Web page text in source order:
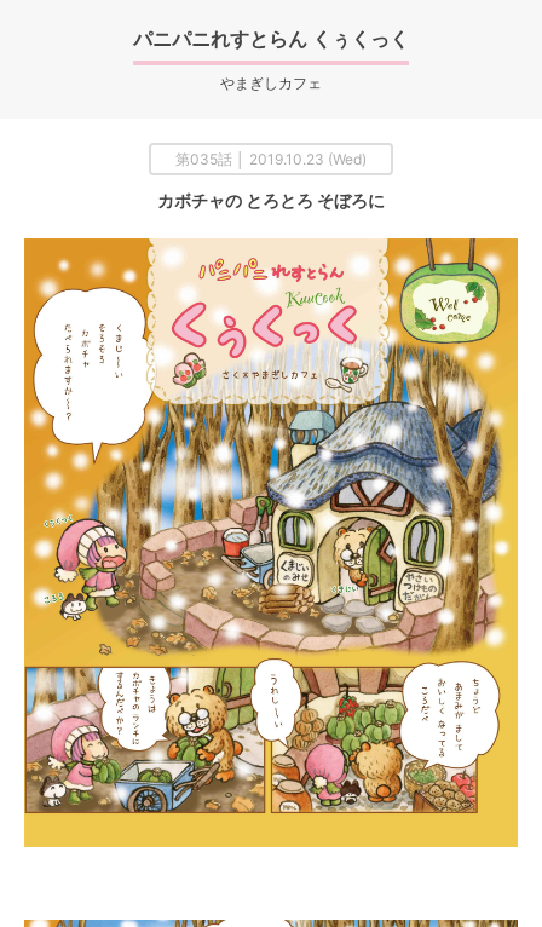
パニパニれすとらん くぅくっく
やまぎしカフェ
第035話 │ 2019.10.23 (Wed)
カボチャの とろとろ そぼろに